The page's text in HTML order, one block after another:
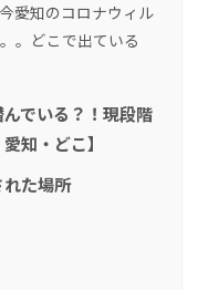
愛知のコロナウィル
。どこで出ている
でいる？！現段階
知・どこ】
た場所